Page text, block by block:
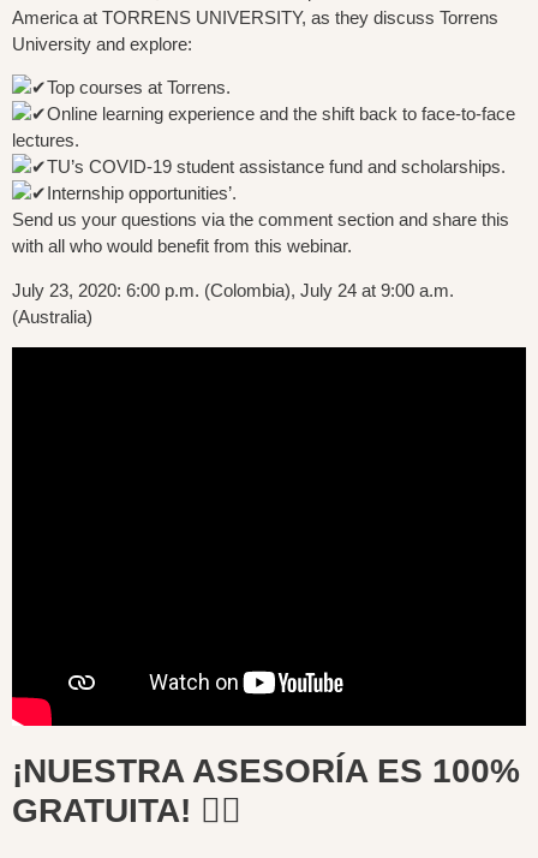
America at TORRENS UNIVERSITY, as they discuss Torrens
University and explore:
Top courses at Torrens.
Online learning experience and the shift back to face-to-face
lectures.
TU’s COVID-19 student assistance fund and scholarships.
Internship opportunities’.
Send us your questions via the comment section and share this
with all who would benefit from this webinar.
July 23, 2020: 6:00 p.m. (Colombia), July 24 at 9:00 a.m.
(Australia)
¡NUESTRA ASESORÍA ES 100%
GRATUITA! 🙋‍♀️